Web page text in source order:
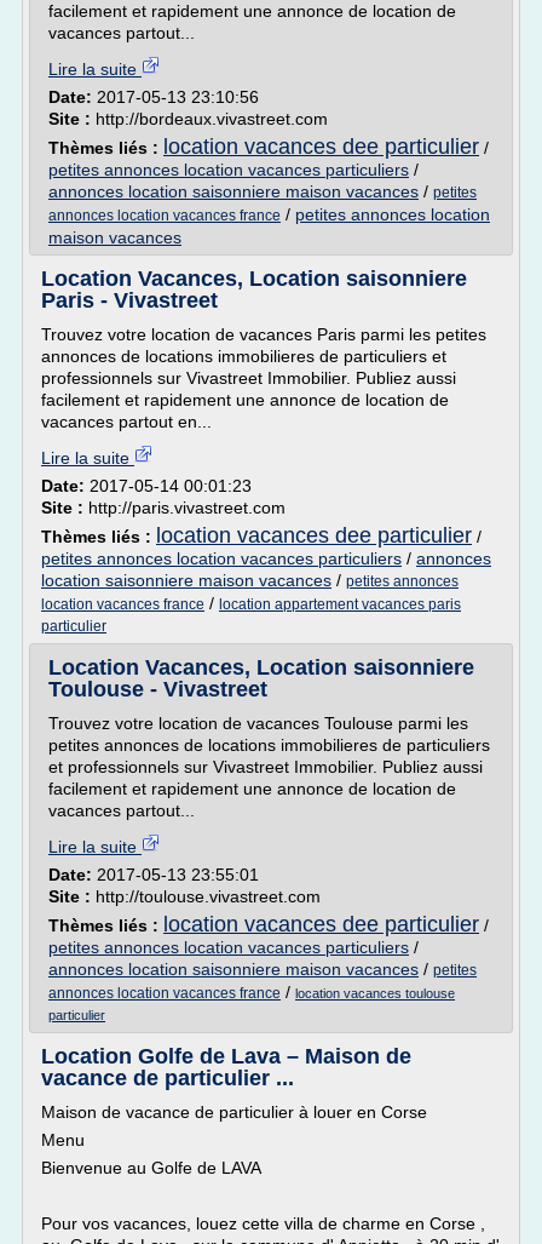
facilement et rapidement une annonce de location de
vacances partout...
Lire la suite
Date: 2017-05-13 23:10:56
Site : http://bordeaux.vivastreet.com
Thèmes liés : location vacances dee particulier /
petites annonces location vacances particuliers /
annonces location saisonniere maison vacances / petites
annonces location vacances france / petites annonces location
maison vacances
Location Vacances, Location saisonniere
Paris - Vivastreet
Trouvez votre location de vacances Paris parmi les petites
annonces de locations immobilieres de particuliers et
professionnels sur Vivastreet Immobilier. Publiez aussi
facilement et rapidement une annonce de location de
vacances partout en...
Lire la suite
Date: 2017-05-14 00:01:23
Site : http://paris.vivastreet.com
Thèmes liés : location vacances dee particulier /
petites annonces location vacances particuliers / annonces
location saisonniere maison vacances / petites annonces
location vacances france / location appartement vacances paris
particulier
Location Vacances, Location saisonniere
Toulouse - Vivastreet
Trouvez votre location de vacances Toulouse parmi les
petites annonces de locations immobilieres de particuliers
et professionnels sur Vivastreet Immobilier. Publiez aussi
facilement et rapidement une annonce de location de
vacances partout...
Lire la suite
Date: 2017-05-13 23:55:01
Site : http://toulouse.vivastreet.com
Thèmes liés : location vacances dee particulier /
petites annonces location vacances particuliers /
annonces location saisonniere maison vacances / petites
annonces location vacances france / location vacances toulouse
particulier
Location Golfe de Lava – Maison de
vacance de particulier ...
Maison de vacance de particulier à louer en Corse
Menu
Bienvenue au Golfe de LAVA
Pour vos vacances, louez cette villa de charme en Corse ,